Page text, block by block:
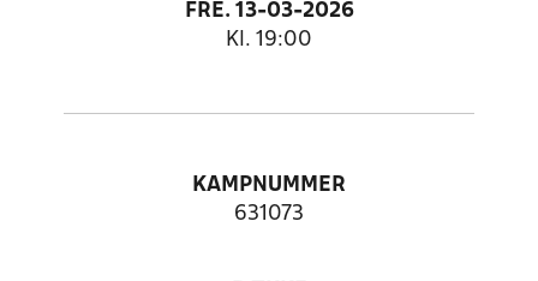
FRE. 13-03-2026
Kl. 19:00
KAMPNUMMER
631073